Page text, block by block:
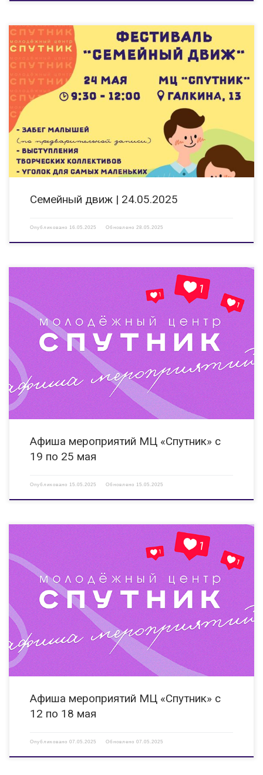
Городской фестиваль «Семейный движ», посвященный
Международному дню семьи, состоится в Дзержинске 24 мая в
молодежном центре «Спутник». И совсем не важно, какая будет погода,
на фестивале «Семейный Движ» всегда солнечно! #СемейныйДвиж
проходит не первый год. […]
Семейный движ | 24.05.2025
Опубликовано 16.05.2025 Обновлено 28.05.2025
19.05.2025 12:00 Киноклуб «Смотрят все!» Показ фильма,
адаптированного для людей с ОВЗ (слабослышащих, слабовидящих) КИ
«Вера» ул.Гайдара, д. 14 Б https://vk.com/clubveradzr 19.05.2025 14:30
Турнир по настольной игре «Корова 006» Организация содержательного
досуга детей и молодежи. МЦ «Спутник», пер. […]
Афиша мероприятий МЦ «Спутник» с
19 по 25 мая
Опубликовано 15.05.2025 Обновлено 15.05.2025
12.05.2025 15:00 Мастер-класс «Прикосновение музыки» Мероприятие
направлено на развитие творческого потенциала детей и молодежи, в
том числе с ОВЗ. КИ «Вера» ул.Гайдара, д. 14 Б https://vk.com/clubveradzr
13.05.2025 Выставка рисунков «Наши любимые животные» Выставка
работ детей и молодежи с […]
Афиша мероприятий МЦ «Спутник» с
12 по 18 мая
Опубликовано 07.05.2025 Обновлено 07.05.2025